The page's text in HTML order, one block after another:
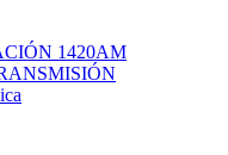
1420AM